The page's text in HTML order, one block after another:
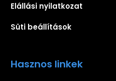
Elállási nyilatkozat
Süti beállítások
Hasznos linkek